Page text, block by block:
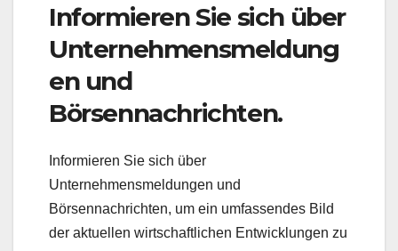
Informieren Sie sich über
Unternehmensmeldung
en und
Börsennachrichten.
Informieren Sie sich über
Unternehmensmeldungen und
Börsennachrichten, um ein umfassendes Bild
der aktuellen wirtschaftlichen Entwicklungen zu